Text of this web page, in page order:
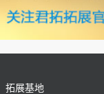
拓展基地